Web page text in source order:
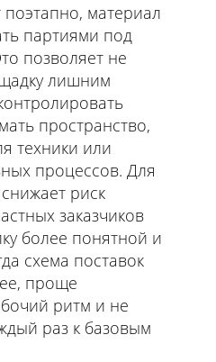
материал
партиями под
позволяет не
лишним
пространство,
техники или
процессов. Для
риск
заказчиков
более понятной и
схема поставок
проще
ритм и не
раз к базовым